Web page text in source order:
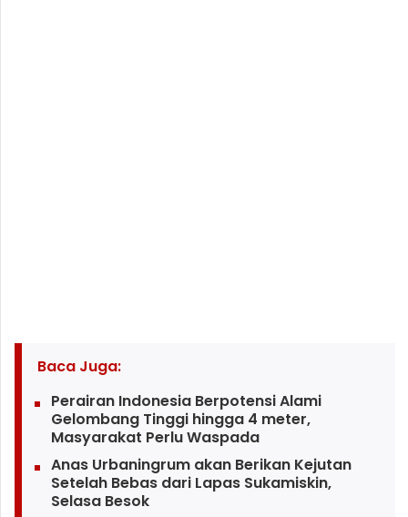
Baca Juga:
Perairan Indonesia Berpotensi Alami
Gelombang Tinggi hingga 4 meter,
Masyarakat Perlu Waspada
Anas Urbaningrum akan Berikan Kejutan
Setelah Bebas dari Lapas Sukamiskin,
Selasa Besok